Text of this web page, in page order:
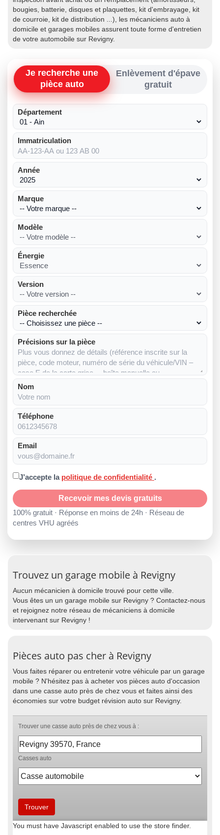
bougies, batterie, disques et plaquettes, kit d'embrayage, kit
de courroie, kit de distribution ...), les mécaniciens auto à
domicile et garages mobiles assurent toute forme d'entretien
de votre automobile sur Revigny.
Je recherche une
pièce auto
Enlèvement d'épave
gratuit
Département
Immatriculation
Année
Marque
Modèle
Énergie
Version
Pièce recherchée
Précisions sur la pièce
Nom
Téléphone
Email
J’accepte la politique de confidentialité .
Recevoir mes devis gratuits
100% gratuit · Réponse en moins de 24h · Réseau de
centres VHU agréés
Trouvez un garage mobile à Revigny
Aucun mécanicien à domicile trouvé pour cette ville.
Vous êtes un un garage mobile sur Revigny ? Contactez-nous
et rejoignez notre réseau de mécaniciens à domicile
intervenant sur Revigny !
Pièces auto pas cher à Revigny
Vous faites réparer ou entretenir votre véhicule par un garage
mobile ? N'hésitez pas à acheter vos pièces auto d'occasion
dans une casse auto près de chez vous et faites ainsi des
économies sur votre budget révision auto sur Revigny.